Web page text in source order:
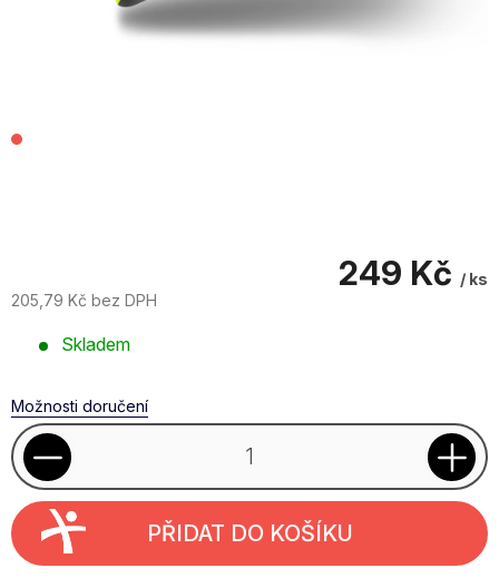
249 Kč / ks
205,79 Kč bez DPH
cena:
Skladem
Možnosti doručení
PŘIDAT DO KOŠÍKU